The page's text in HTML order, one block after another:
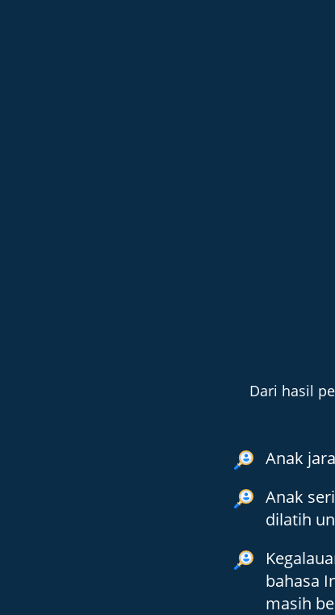
Dari hasil
Anak
Anak
dilatih
bahasa
masih